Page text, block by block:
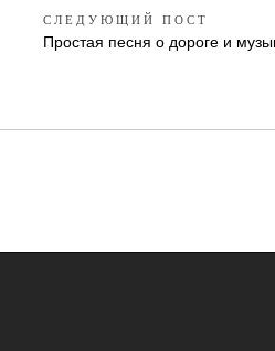
СЛЕДУЮЩИЙ ПОСТ
Простая песня о дороге и